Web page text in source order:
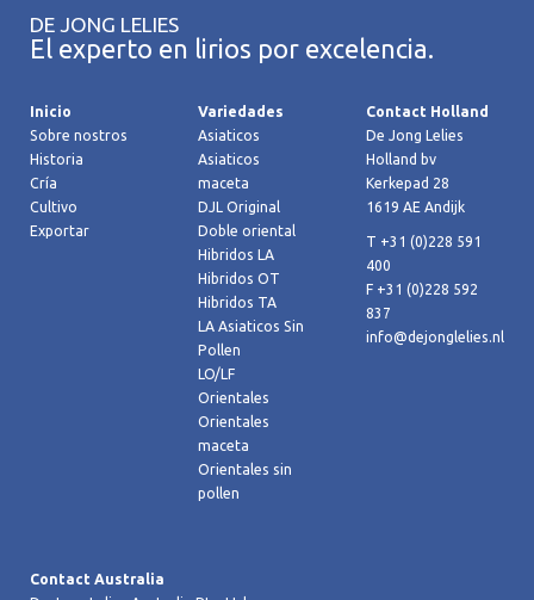
DE JONG LELIES
El experto en lirios por excelencia.
Inicio
Sobre nostros
Historia
Cría
Cultivo
Exportar
Variedades
Asiaticos
Asiaticos
maceta
DJL Original
Doble oriental
Hibridos LA
Hibridos OT
Hibridos TA
LA Asiaticos Sin
Pollen
LO/LF
Orientales
Orientales
maceta
Orientales sin
pollen
Contact Holland
De Jong Lelies
Holland bv
Kerkepad 28
1619 AE Andijk
T +31 (0)228 591
400
F +31 (0)228 592
837
info@dejonglelies.nl
Contact Australia